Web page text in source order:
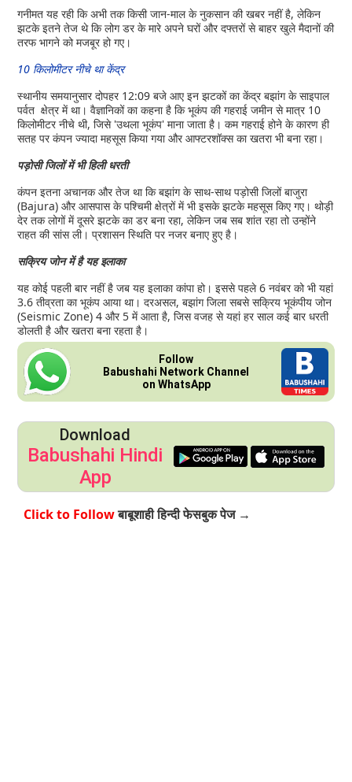
गनीमत यह रही कि अभी तक किसी जान-माल के नुकसान की खबर नहीं है, लेकिन
झटके इतने तेज थे कि लोग डर के मारे अपने घरों और दफ्तरों से बाहर खुले मैदानों की
तरफ भागने को मजबूर हो गए।
10 किलोमीटर नीचे था केंद्र
स्थानीय समयानुसार दोपहर 12:09 बजे आए इन झटकों का केंद्र बझांग के साइपाल
पर्वत क्षेत्र में था। वैज्ञानिकों का कहना है कि भूकंप की गहराई जमीन से मात्र 10
किलोमीटर नीचे थी, जिसे 'उथला भूकंप' माना जाता है। कम गहराई होने के कारण ही
सतह पर कंपन ज्यादा महसूस किया गया और आफ्टरशॉक्स का खतरा भी बना रहा।
पड़ोसी जिलों में भी हिली धरती
कंपन इतना अचानक और तेज था कि बझांग के साथ-साथ पड़ोसी जिलों बाजुरा
(Bajura) और आसपास के पश्चिमी क्षेत्रों में भी इसके झटके महसूस किए गए। थोड़ी
देर तक लोगों में दूसरे झटके का डर बना रहा, लेकिन जब सब शांत रहा तो उन्होंने
राहत की सांस ली। प्रशासन स्थिति पर नजर बनाए हुए है।
सक्रिय जोन में है यह इलाका
यह कोई पहली बार नहीं है जब यह इलाका कांपा हो। इससे पहले 6 नवंबर को भी यहां
3.6 तीव्रता का भूकंप आया था। दरअसल, बझांग जिला सबसे सक्रिय भूकंपीय जोन
(Seismic Zone) 4 और 5 में आता है, जिस वजह से यहां हर साल कई बार धरती
डोलती है और खतरा बना रहता है।
Follow
Babushahi Network Channel
on WhatsApp
Download
Babushahi Hindi
App
Click to Followबाबूशाही हिन्दी फेसबुक पेज →